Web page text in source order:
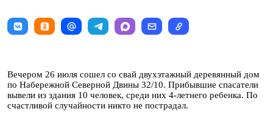
Вечером 26 июля сошел со свай двухэтажный деревянный дом
по Набережной Северной Двины 32/10. Прибывшие спасатели
вывели из здания 10 человек, среди них 4-летнего ребенка. По
счастливой случайности никто не пострадал.